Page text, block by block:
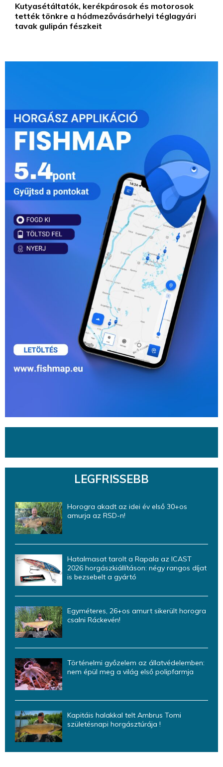
Kutyasétáltatók, kerékpárosok és motorosok
tették tönkre a hódmezővásárhelyi téglagyári
tavak gulipán fészkeit
LEGFRISSEBB
Horogra akadt az idei év első 30+os
amurja az RSD-n!
Hatalmasat tarolt a Rapala az ICAST
2026 horgászkiállításon: négy rangos díjat
is bezsebelt a gyártó
Egyméteres, 26+os amurt sikerült horogra
csalni Ráckevén!
Történelmi győzelem az állatvédelemben:
nem épül meg a világ első polipfarmja
Kapitáis halakkal telt Ambrus Tomi
születésnapi horgásztúrája !